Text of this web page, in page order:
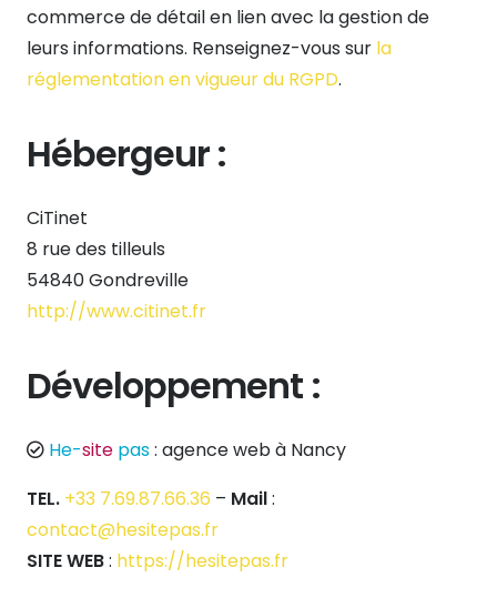
commerce de détail en lien avec la gestion de
leurs informations. Renseignez-vous sur la
réglementation en vigueur du RGPD.
Hébergeur :
CiTinet
8 rue des tilleuls
54840 Gondreville
http://www.citinet.fr
Développement :
He-site pas: agence web à Nancy
TEL. +33 7.69.87.66.36 – Mail:
contact@hesitepas.fr
SITE WEB: https://hesitepas.fr